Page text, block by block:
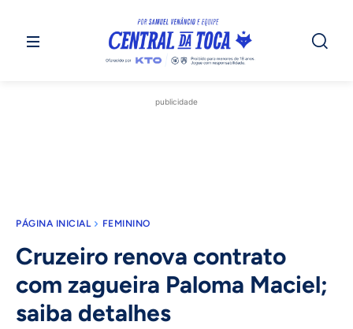
publicidade
PÁGINA INICIAL FEMININO
Cruzeiro renova contrato
com zagueira Paloma Maciel;
saiba detalhes